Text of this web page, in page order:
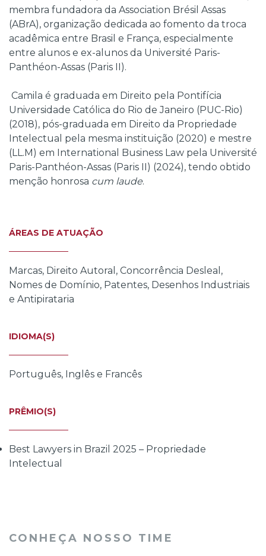
membra fundadora da Association Brésil Assas
(ABrA), organização dedicada ao fomento da troca
acadêmica entre Brasil e França, especialmente
entre alunos e ex-alunos da Université Paris-
Panthéon-Assas (Paris II).
Camila é graduada em Direito pela Pontifícia
Universidade Católica do Rio de Janeiro (PUC-Rio)
(2018), pós-graduada em Direito da Propriedade
Intelectual pela mesma instituição (2020) e mestre
(LL.M) em International Business Law pela Université
Paris-Panthéon-Assas (Paris II) (2024), tendo obtido
menção honrosa cum laude.
ÁREAS DE ATUAÇÃO
Marcas, Direito Autoral, Concorrência Desleal,
Nomes de Domínio, Patentes, Desenhos Industriais
e Antipirataria
IDIOMA(S)
Português, Inglês e Francês
PRÊMIO(S)
Best Lawyers in Brazil 2025 – Propriedade
Intelectual
CONHEÇA NOSSO TIME